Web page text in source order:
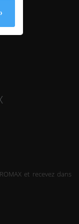
et recevez dans